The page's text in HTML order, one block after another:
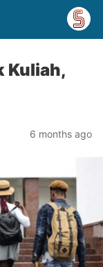
Kuliah,
6 months ago